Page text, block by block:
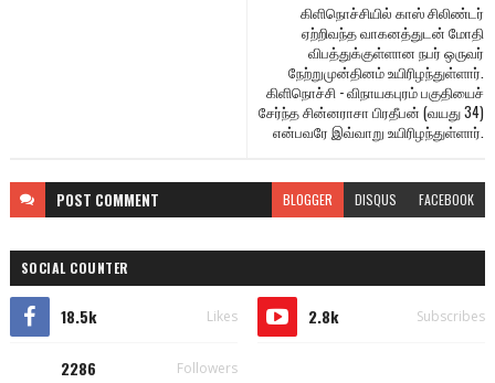
கிளிநொச்சியில் காஸ் சிலிண்டர்
ஏற்றிவந்த வாகனத்துடன் மோதி
விபத்துக்குள்ளான நபர் ஒருவர்
நேற்றுமுன்தினம் உயிரிழந்துள்ளார்.
கிளிநொச்சி - விநாயகபுரம் பகுதியைச்
சேர்ந்த சின்னராசா பிரதீபன் (வயது 34)
என்பவரே இவ்வாறு உயிரிழந்துள்ளார்.
POST COMMENT BLOGGER DISQUS FACEBOOK
SOCIAL COUNTER
18.5k Likes 2.8k Subscribes
2286 Followers